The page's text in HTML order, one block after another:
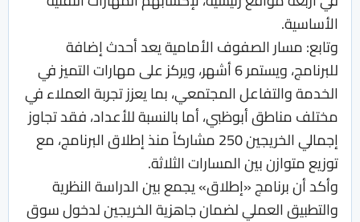
الأساسية.
وتابع: مسار الصفوف الأمامية يعد أحدث إضافة
للبرنامج، ويستمر 6 أشهر، ويركز على مهارات التميز في
الخدمة والتفاعل المجتمعي، بما يعزز تجربة العملاء في
مختلف مناطق أبوظبي، أما بالنسبة للأعداد، فقد تجاوز
إجمالي الخريجين 250 مشاركاً منذ إطلاق البرنامج، مع
توزيع متوازن بين المسارات الثلاثة.
وأكد أن برنامج «إطلاق» يجمع بين الدراسة النظرية
والتطبيق العملي لضمان جاهزية الخريجين لدخول سوق